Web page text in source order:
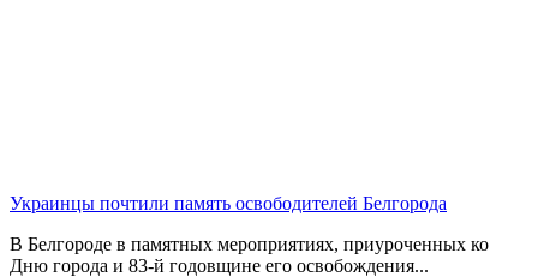
Украинцы почтили память освободителей Белгорода
В Белгороде в памятных мероприятиях, приуроченных ко
Дню города и 83-й годовщине его освобождения...